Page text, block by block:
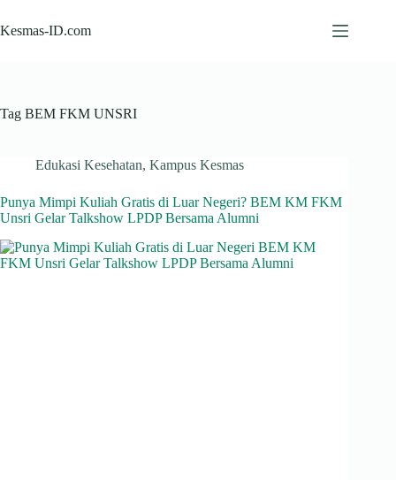
to
content
Kesmas-ID.com
Tag BEM FKM UNSRI
Edukasi Kesehatan, Kampus Kesmas
Punya Mimpi Kuliah Gratis di Luar Negeri? BEM KM FKM
Unsri Gelar Talkshow LPDP Bersama Alumni